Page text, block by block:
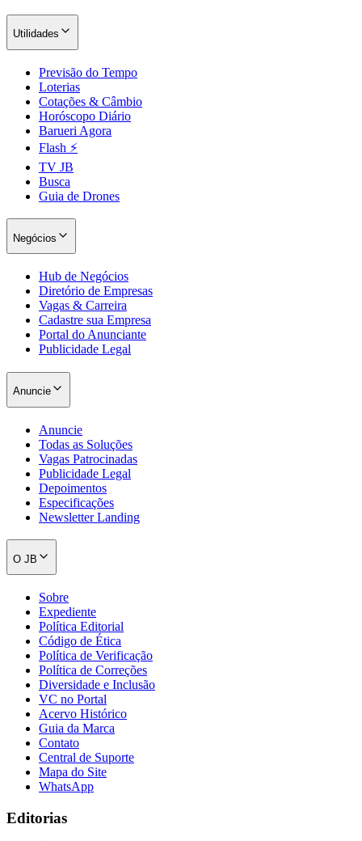
São Paulo
Santos
Utilidades
Previsão do Tempo
Loterias
Cotações & Câmbio
Horóscopo Diário
Barueri Agora
Flash ⚡
TV JB
Busca
Guia de Drones
Negócios
Hub de Negócios
Diretório de Empresas
Vagas & Carreira
Cadastre sua Empresa
Portal do Anunciante
Publicidade Legal
Anuncie
Anuncie
Todas as Soluções
Vagas Patrocinadas
Publicidade Legal
Depoimentos
Especificações
Newsletter Landing
O JB
Sobre
Expediente
Política Editorial
Código de Ética
Política de Verificação
Política de Correções
Diversidade e Inclusão
VC no Portal
Acervo Histórico
Guia da Marca
Contato
Central de Suporte
Mapa do Site
WhatsApp
Editorias